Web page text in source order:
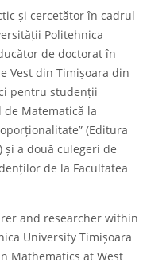
și cercetător în cadrul
Politehnica
de doctorat în
Vest din Timișoara din
pentru studenții
Matematică la
(Editura
și a două culegeri de
de la Facultatea
and researcher within
University Timișoara
Mathematics at West